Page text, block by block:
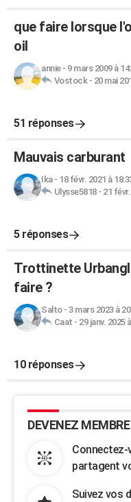
que faire lorsque
oil
annie- 9 mars 2009 à
Vostock- 20 mai
51 réponses
Mauvais carburant
Ika- 18 févr. 2021 à
Ulysse5818- 21
5 réponses
Trottinette
faire ?
Salto- 3 mars 2023 à
Caat - 29 janv. 2025
10 réponses
DEVENEZ
Connectez-
partagent
Suivez vos